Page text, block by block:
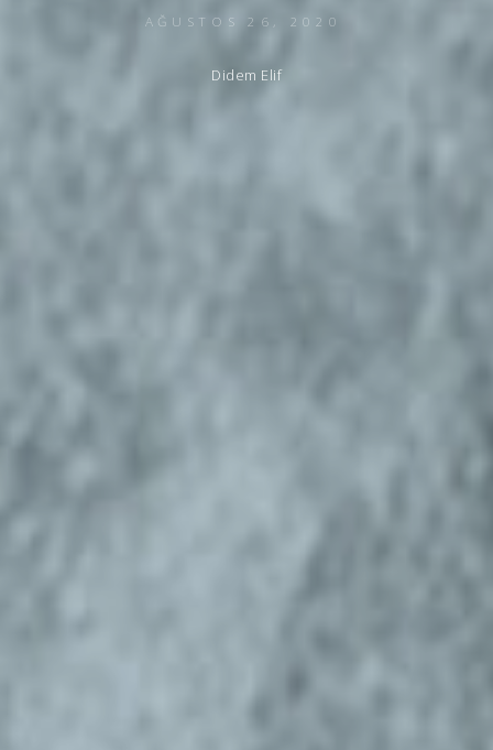
AĞUSTOS 26, 2020
Didem Elif